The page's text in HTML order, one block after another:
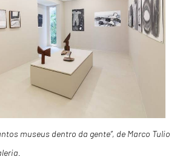
museus dentro da gente”, de Marco Tulio